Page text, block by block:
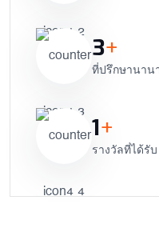
3+
ที่ปรึกษานาน
1+
รางวัลที่ได้รับ